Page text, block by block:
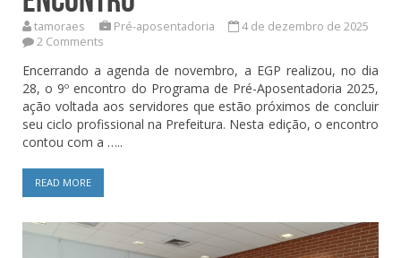
tamoraes Pré-aposentadoria
4 de dezembro de 2025
2 Comments
Encerrando a agenda de novembro, a EGP realizou, no dia
28, o 9º encontro do Programa de Pré-Aposentadoria 2025,
ação voltada aos servidores que estão próximos de concluir
seu ciclo profissional na Prefeitura. Nesta edição, o encontro
contou com a …..
READ MORE